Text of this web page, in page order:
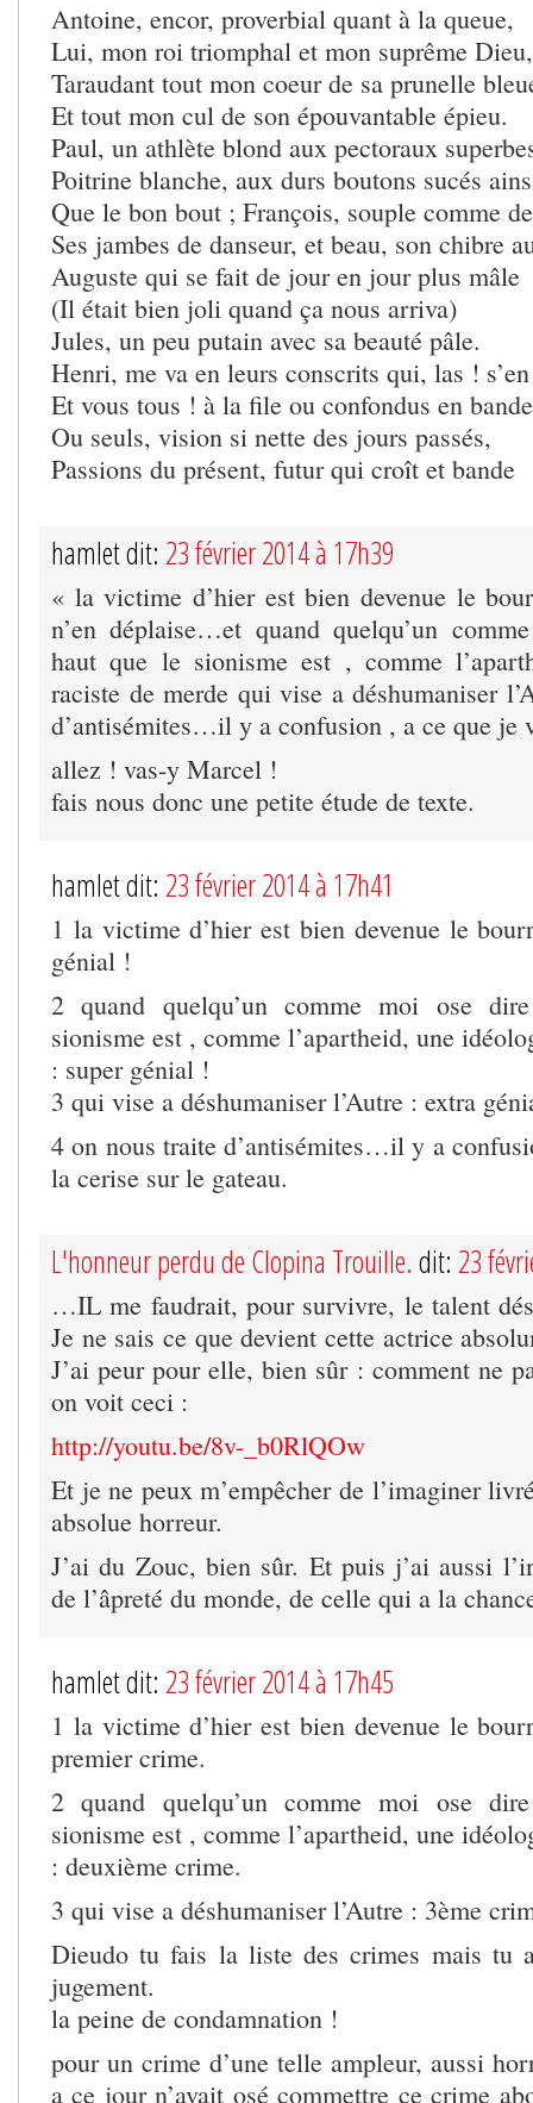
Antoine, encor, proverbial quant à la queue,
Lui, mon roi triomphal et mon suprême Dieu,
Taraudant tout mon coeur de sa prunelle
Et tout mon cul de son épouvantable épieu.
Paul, un athlète blond aux pectoraux
Poitrine blanche, aux durs boutons sucés
Que le bon bout ; François, souple comme
Ses jambes de danseur, et beau, son chibre
Auguste qui se fait de jour en jour plus mâle
(Il était bien joli quand ça nous arriva)
Jules, un peu putain avec sa beauté pâle.
Henri, me va en leurs conscrits qui, las !
Et vous tous ! à la file ou confondus en bande
Ou seuls, vision si nette des jours passés,
Passions du présent, futur qui croît et bande
hamlet dit: 23 février 2014 à 17h39
« la victime d’hier est bien devenue le
n’en déplaise…et quand quelqu’un
haut que le sionisme est , comme
raciste de merde qui vise a déshumaniser
d’antisémites…il y a confusion , a ce que
allez ! vas-y Marcel !
fais nous donc une petite étude de texte.
hamlet dit: 23 février 2014 à 17h41
1 la victime d’hier est bien devenue le
génial !
2 quand quelqu’un comme moi ose
sionisme est , comme l’apartheid, une
: super génial !
3 qui vise a déshumaniser l’Autre : extra
4 on nous traite d’antisémites…il y a
la cerise sur le gateau.
L'honneur perdu de Clopina Trouille. dit: 23
…IL me faudrait, pour survivre, le talent
Je ne sais ce que devient cette actrice
J’ai peur pour elle, bien sûr : comment ne
on voit ceci :
http://youtu.be/8v-_b0RlQOw
Et je ne peux m’empêcher de l’imaginer
absolue horreur.
J’ai du Zouc, bien sûr. Et puis j’ai aussi
de l’âpreté du monde, de celle qui a la
hamlet dit: 23 février 2014 à 17h45
1 la victime d’hier est bien devenue le
premier crime.
2 quand quelqu’un comme moi ose
sionisme est , comme l’apartheid, une
: deuxième crime.
3 qui vise a déshumaniser l’Autre : 3ème
Dieudo tu fais la liste des crimes mais tu
jugement.
la peine de condamnation !
pour un crime d’une telle ampleur, aussi
a ce jour n’avait osé commettre ce crime